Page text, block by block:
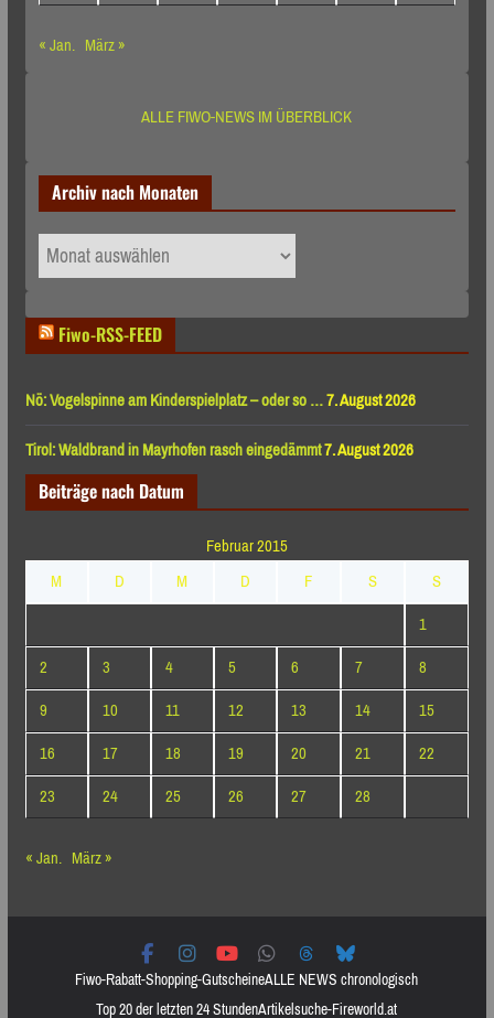
« Jan. März »
ALLE FIWO-NEWS IM ÜBERBLICK
Archiv nach Monaten
Archiv
nach
Fiwo-RSS-FEED
Nö: Vogelspinne am Kinderspielplatz – oder so …7. August 2026
Tirol: Waldbrand in Mayrhofen rasch eingedämmt7. August 2026
Beiträge nach Datum
Februar 2015
M
D M D F S
S
1
2
3 4 5 6 7
8
9
10 11 12 13 14
15
16
17 18 19 20 21
22
23
24 25 26 27
28
« Jan. März »
Fiwo-Rabatt-Shopping-GutscheineALLE NEWS chronologisch
Top 20 der letzten 24 StundenArtikelsuche-Fireworld.at